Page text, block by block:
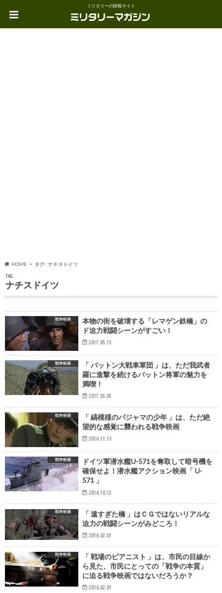
ミリタリーの情報サイト
HOME タグ : ナチスドイツ
TAG
ナチスドイツ
戦争映画
本物の街を破壊する「レマゲン鉄橋」の
ド迫力戦闘シーンがすごい！
2017.05.15
戦争映画
「 パットン大戦車軍団 」は、ただ我武者
羅に進撃を続けるパットン将軍の魅力を
満喫！
2017.05.05
戦争映画
「 縞模様のパジャマの少年 」は、ただ絶
望的な感覚に襲われる戦争映画
2016.11.13
戦争映画
ドイツ軍潜水艦U-571を奪取して暗号機を
確保せよ！潜水艦アクション映画「 U-
571 」
2016.10.15
戦争映画
「 遠すぎた橋 」はＣＧではないリアルな
迫力の戦闘シーンがみどころ！
2016.02.01
戦争映画
「 戦場のピアニスト 」は、市民の目線か
ら見た、市民にとっての「戦争の本質」
に迫る戦争映画ではないだろうか？
2016.02.01